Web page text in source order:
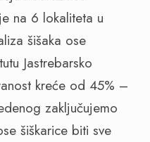
na 6 lokaliteta u
šišaka ose
Jastrebarsko
kreće od 45% –
zaključujemo
šiškarice biti sve